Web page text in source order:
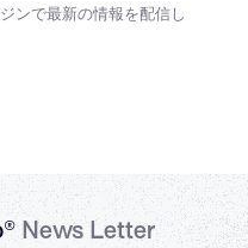
ンで最新の情報を配信し
News Letter